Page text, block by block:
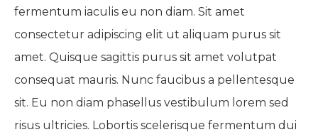
fermentum iaculis eu non diam. Sit amet
consectetur adipiscing elit ut aliquam purus sit
amet. Quisque sagittis purus sit amet volutpat
consequat mauris. Nunc faucibus a pellentesque
sit. Eu non diam phasellus vestibulum lorem sed
risus ultricies. Lobortis scelerisque fermentum dui